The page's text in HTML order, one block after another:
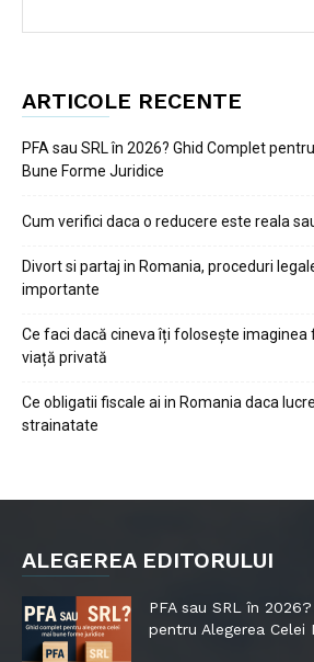
ARTICOLE RECENTE
PFA sau SRL în 2026? Ghid Complet
Bune Forme Juridice
Cum verifici daca o reducere este reala
Divort si partaj in Romania, proceduri
importante
Ce faci dacă cineva îți folosește imaginea
viață privată
Ce obligatii fiscale ai in Romania daca
strainatate
ALEGEREA EDITORULUI
PFA sau SRL în
pentru Alegerea Celei